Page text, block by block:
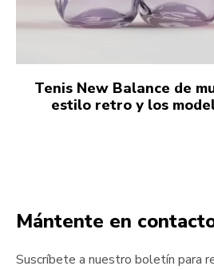
Tenis New Balance de
estilo retro y los
Mántente en
Suscríbete a nuestro boletín para